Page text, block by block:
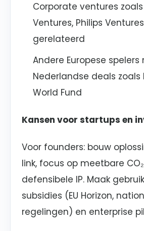
Corporate ventures zoals
Ventures, Philips
gerelateerd
Andere Europese spelers
Nederlandse deals zoals
World Fund
Kansen voor startups en
Voor founders: bouw
link, focus op meetbare
defensibele IP. Maak
subsidies (EU Horizon,
regelingen) en enterprise